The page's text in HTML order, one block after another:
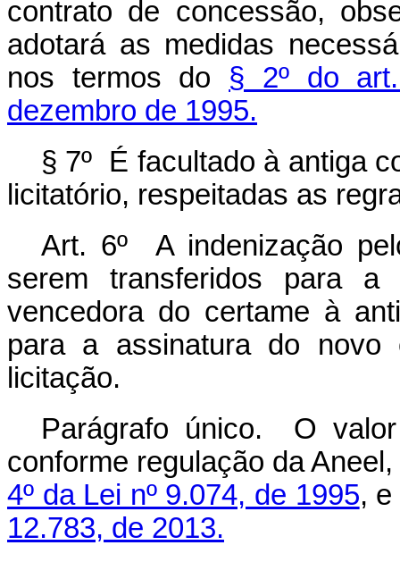
contrato de concessão,
adotará as medidas
nos termos do § 2º do
dezembro de 1995.
§ 7º É facultado à antiga
licitatório, respeitadas as
Art. 6º A indenização
serem transferidos para
vencedora do certame à
para a assinatura do novo
licitação.
Parágrafo único. O
conforme regulação da
4º da Lei nº 9.074, de 1995,
12.783, de 2013.